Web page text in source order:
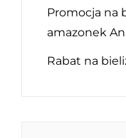
Promocja na
amazonek
Rabat na